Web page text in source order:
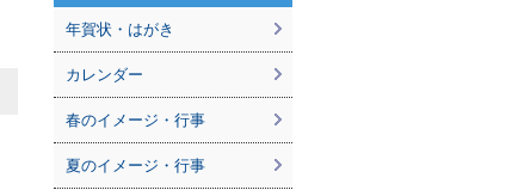
年賀状・はがき
カレンダー
春のイメージ・行事
夏のイメージ・行事